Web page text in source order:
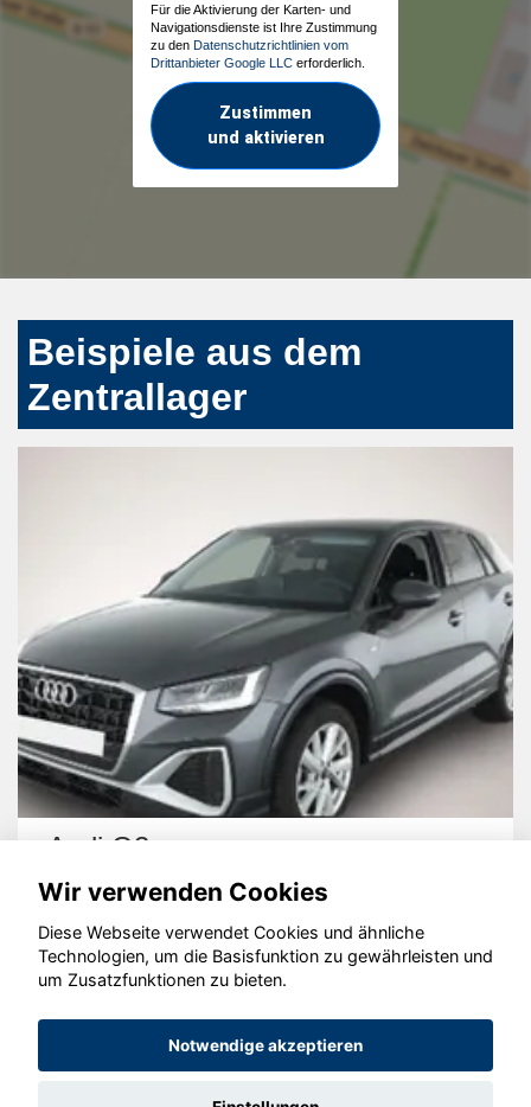
Für die Aktivierung der Karten- und
Navigationsdienste ist Ihre Zustimmung
zu den Datenschutzrichtlinien vom
Drittanbieter Google LLC erforderlich.
Zustimmen
und aktivieren
Beispiele aus dem
Zentrallager
Audi Q2
© konjunkturmotor.de GmbH 2020 - 2026
Wir verwenden Cookies
Diese Webseite verwendet Cookies und ähnliche
Technologien, um die Basisfunktion zu gewährleisten und
um Zusatzfunktionen zu bieten.
Notwendige akzeptieren